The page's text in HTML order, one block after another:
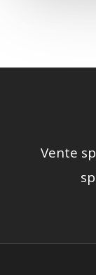
Vente